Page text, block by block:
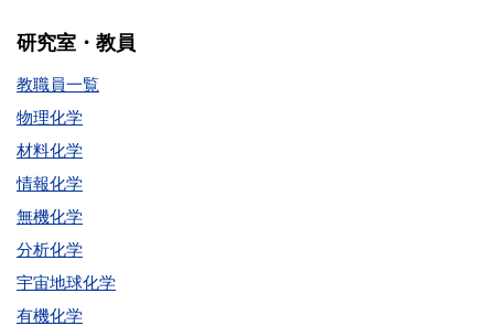
研究室・教員
教職員一覧
物理化学
材料化学
情報化学
無機化学
分析化学
宇宙地球化学
有機化学